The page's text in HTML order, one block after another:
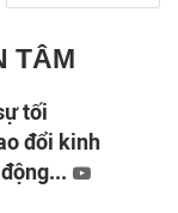
TÂM
tối
đổi kinh